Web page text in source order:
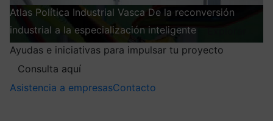
Atlas Política Industrial Vasca De la reconversión
industrial a la especialización inteligente
Ayudas e iniciativas para impulsar tu proyecto
Consulta aquí
Asistencia a empresasContacto